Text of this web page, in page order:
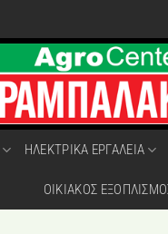
ΗΛΕΚΤΡΙΚΑ ΕΡΓΑΛΕΙΑ
ΟΙΚΙΑΚΟΣ